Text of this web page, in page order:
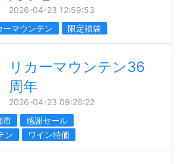
2026-04-23 12:59:53
ーマウンテン 限定福袋
リカーマウンテン36
周年
2026-04-23 09:26:22
市
感謝セール
ン
ワイン特価